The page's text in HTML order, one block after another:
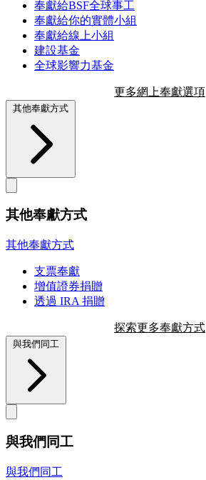
奉獻給BSF全球事工
奉獻給你的實體小組
奉獻給線上小組
建設基金
全球影響力基金
更多網上奉獻選項
其他奉獻方式
其他奉獻方式
其他奉獻方式
支票奉獻
增值證券捐贈
透過 IRA 捐贈
探索更多奉獻方式
與我們同工
與我們同工
與我們同工